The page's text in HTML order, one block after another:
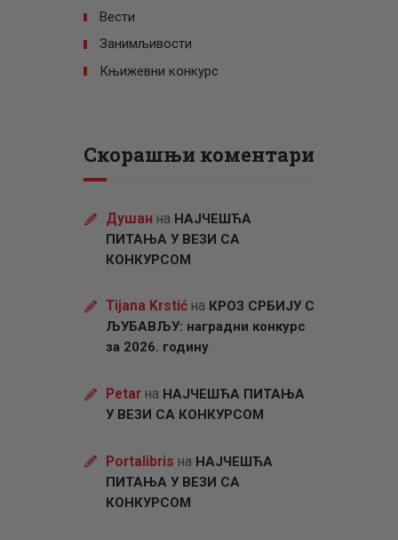
Вести
Занимљивости
Књижевни конкурс
Скорашњи коментари
Душан на НАЈЧЕШЋА
ПИТАЊА У ВЕЗИ СА
КОНКУРСОМ
Tijana Krstićна КРОЗ СРБИЈУ С
ЉУБАВЉУ: наградни конкурс
за 2026. годину
Petarна НАЈЧЕШЋА ПИТАЊА
У ВЕЗИ СА КОНКУРСОМ
Portalibris на НАЈЧЕШЋА
ПИТАЊА У ВЕЗИ СА
КОНКУРСОМ